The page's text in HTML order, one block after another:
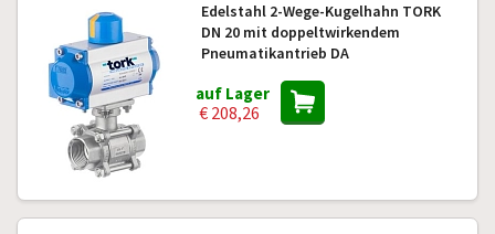
Edelstahl 2-Wege-Kugelhahn TORK
DN 20 mit doppeltwirkendem
Pneumatikantrieb DA
auf Lager
€ 208,26